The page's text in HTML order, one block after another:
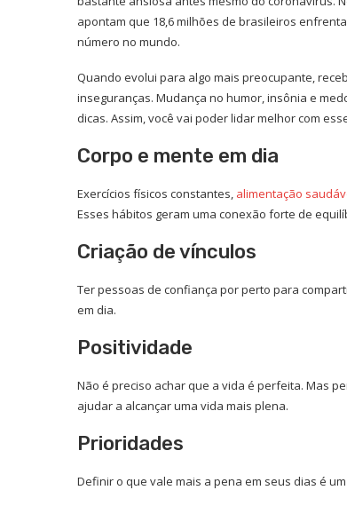
apontam que 18,6 milhões de brasileiros
número no mundo.
Quando evolui para algo mais preocupante,
inseguranças. Mudança no humor, insônia e
dicas. Assim, você vai poder lidar melhor com
Corpo e mente em dia
Exercícios físicos constantes, alimentação
Esses hábitos geram uma conexão forte de
Criação de vínculos
Ter pessoas de confiança por perto para
em dia.
Positividade
Não é preciso achar que a vida é perfeita. Mas
ajudar a alcançar uma vida mais plena.
Prioridades
Definir o que vale mais a pena em seus dias é